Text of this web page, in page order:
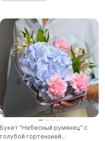
Букет "Небесный румянец" с
голубой гортензией...